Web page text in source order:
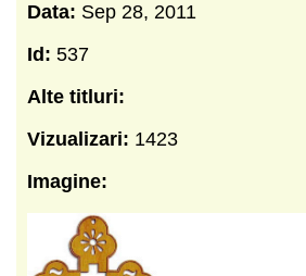
Data: Sep 28, 2011
Id: 537
Alte titluri:
Vizualizari: 1423
Imagine: